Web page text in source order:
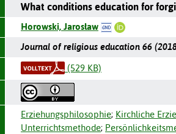
What conditions education for
Horowski, Jarosław
Journal of religious education 66
(529 KB)
Erziehungsphilosophie; Kirchliche
Unterrichtsmethode;